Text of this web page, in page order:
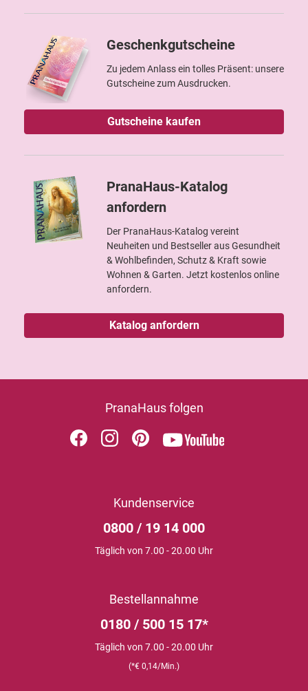
Geschenkgutscheine
Zu jedem Anlass ein tolles Präsent: unsere
Gutscheine zum Ausdrucken.
Gutscheine kaufen
PranaHaus-Katalog
anfordern
Der PranaHaus-Katalog vereint
Neuheiten und Bestseller aus Gesundheit
& Wohlbefinden, Schutz & Kraft sowie
Wohnen & Garten. Jetzt kostenlos online
anfordern.
Katalog anfordern
PranaHaus folgen
Kundenservice
0800 / 19 14 000
Täglich von 7.00 - 20.00 Uhr
Bestellannahme
0180 / 500 15 17*
Täglich von 7.00 - 20.00 Uhr
(*€ 0,14/Min.)